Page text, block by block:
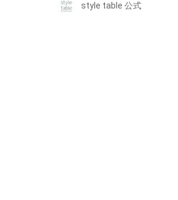
style table 公式